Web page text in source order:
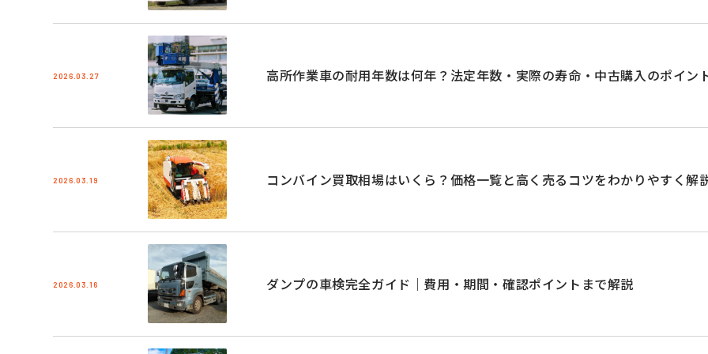
2026.03.27 高所作業車の耐用年数は何年？法定年数・実際の寿命・中古購入のポイン
2026.03.19 コンバイン買取相場はいくら？価格一覧と高く売るコツをわかりやすく解
2026.03.16 ダンプの車検完全ガイド｜費用・期間・確認ポイントまで解説